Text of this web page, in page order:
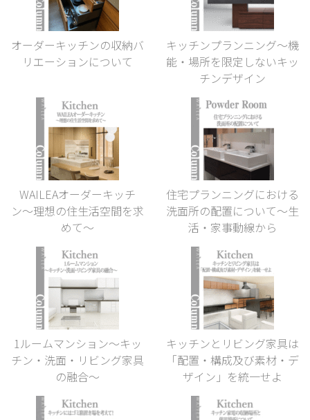
オーダーキッチンの収納バ
リエーションについて
キッチンプランニング〜機
能・場所を限定しないキッ
チンデザイン
WAILEAオーダーキッチ
ン〜理想の住生活空間を求
めて〜
住宅プランニングにおける
洗面所の配置について〜生
活・家事動線から
1ルームマンション〜キッ
チン・洗面・リビング家具
の融合〜
キッチンとリビング家具は
「配置・構成及び素材・デ
ザイン」を統一せよ